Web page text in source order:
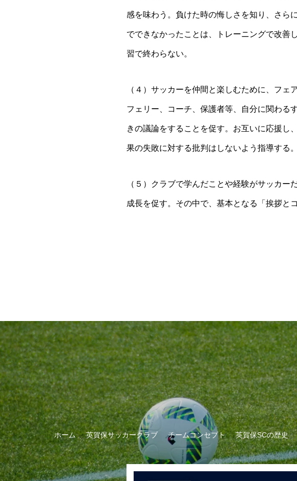
感を味わう。負けた時の悔しさを知り、さら
でできなかったことは、トレーニングで改善
習で終わらない。
（４）サッカーを仲間と楽しむために、フ
フェリー、コーチ、保護者等、自分に関わる
きの議論をすることを促す。お互いに応援し
果の失敗に対する批判はしないよう指導する。
（５）クラブで学んだことや経験がサッカ
成長を促す。その中で、基本となる「挨拶と
ホーム 英賀保サッカークラブ チームコンセプト 英賀保SCの歴史